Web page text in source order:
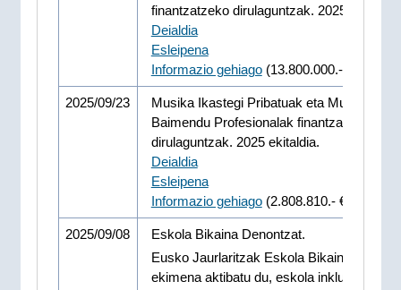
finantzatzeko dirulaguntzak. 2025eko
Deialdia
Esleipena
Informazio gehiago(13.800.000.- €)
2025/09/23
Musika Ikastegi Pribatuak eta Musikako
Baimendu Profesionalak finantzatzeko
dirulaguntzak. 2025 ekitaldia.
Deialdia
Esleipena
Informazio gehiago(2.808.810.- €)
2025/09/08
Eskola Bikaina Denontzat.
Eusko Jaurlaritzak Eskola Bikaina
ekimena aktibatu du, eskola inklusibo,